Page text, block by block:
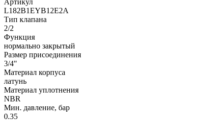
L182B1EYB12E2A
Тип клапана
2/2
Функция
нормально закрытый
Размер присоединения
3/4"
Материал корпуса
латунь
Материал уплотнения
NBR
Мин. давление, бар
0.35